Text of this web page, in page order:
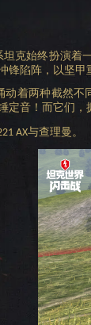
坦克始终扮演着
锋陷阵，以坚甲
动着两种截然
定音！而它们，
AX与查理曼。